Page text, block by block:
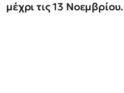
μέχρι τις 13 Νοεμβρίου.